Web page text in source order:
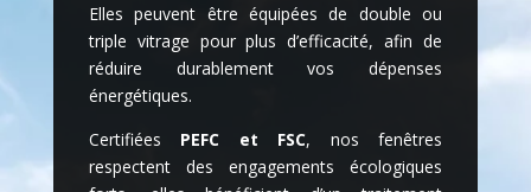
Elles peuvent être équipées de double ou
triple vitrage pour plus d’efficacité, afin de
réduire durablement vos dépenses
énergétiques.
Certifiées PEFC et FSC, nos fenêtres
respectent des engagements écologiques